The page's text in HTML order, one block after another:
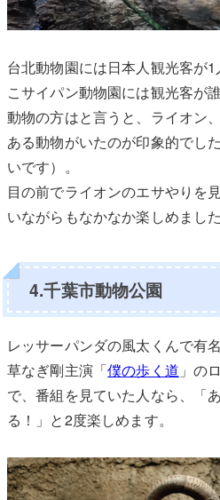
台北動物園には日本人観光客が
こサイパン動物園には観光客が
動物の方はと言うと、ライオン
ある動物がいたのが印象的でし
いです）。
目の前でライオンのエサやりを
いながらもなかなか楽しめました
4.千葉市動物公園
レッサーパンダの風太くんで有
草なぎ剛主演「僕の歩く道 」の
で、番組を見ていた人なら、「
る！」と2度楽しめます。